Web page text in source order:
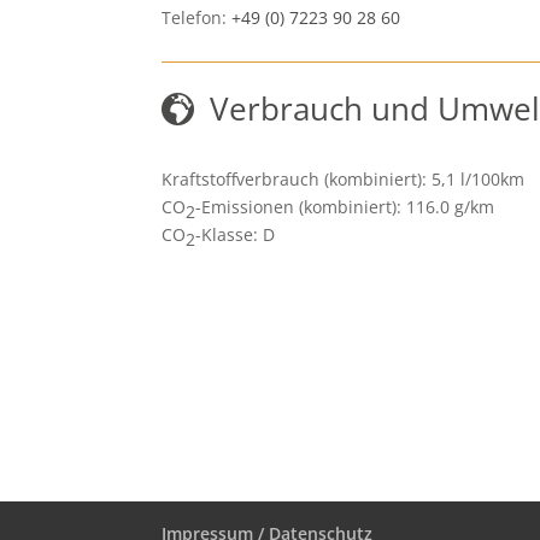
Telefon:+49 (0) 7223 90 28 60
Verbrauch und
Kraftstoffverbrauch (kombiniert): 5,1 l/100km
CO2-Emissionen (kombiniert): 116.0 g/km
CO2-Klasse: D
Impressum / Datenschutz